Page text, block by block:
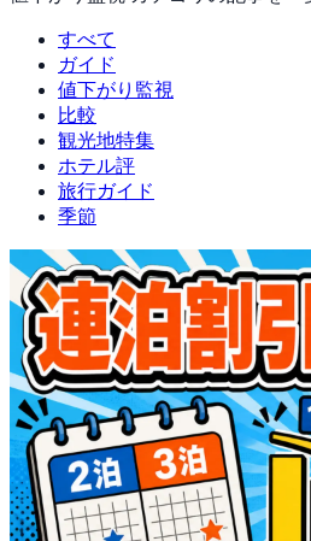
すべて
ガイド
値下がり監視
比較
観光地特集
ホテル評
旅行ガイド
季節